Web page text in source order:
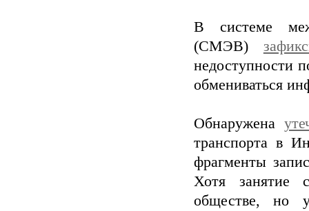
В системе
(СМЭВ)
недоступности
обмениваться
Обнаружена
транспорта в
фрагменты
Хотя занятие
обществе, но